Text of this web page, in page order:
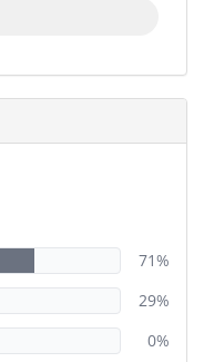
71%
29%
0%